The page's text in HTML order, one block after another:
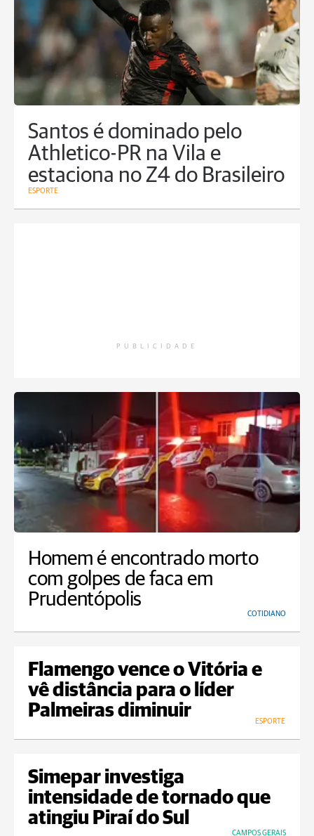
Santos é dominado pelo
Athletico-PR na Vila e
estaciona no Z4 do Brasileiro
ESPORTE
PUBLICIDADE
Homem é encontrado morto
com golpes de faca em
Prudentópolis
COTIDIANO
Flamengo vence o Vitória e
vê distância para o líder
Palmeiras diminuir
ESPORTE
Simepar investiga
intensidade de tornado que
atingiu Piraí do Sul
CAMPOS GERAIS